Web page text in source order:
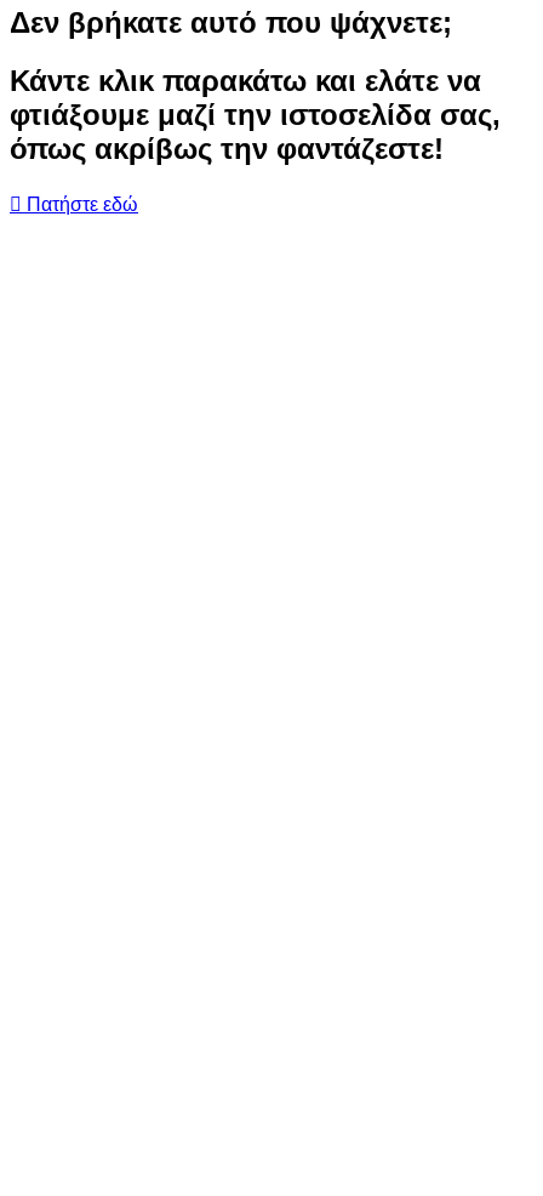
Δεν βρήκατε αυτό που ψάχνετε;
Κάντε κλικ παρακάτω και ελάτε να
φτιάξουμε μαζί την ιστοσελίδα σας,
όπως ακρίβως την φαντάζεστε!
Πατήστε εδώ